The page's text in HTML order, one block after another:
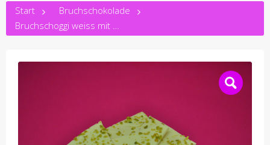
Start
Bruchschokolade
Bruchschoggi weiss mit Pistache (100 Gramm)